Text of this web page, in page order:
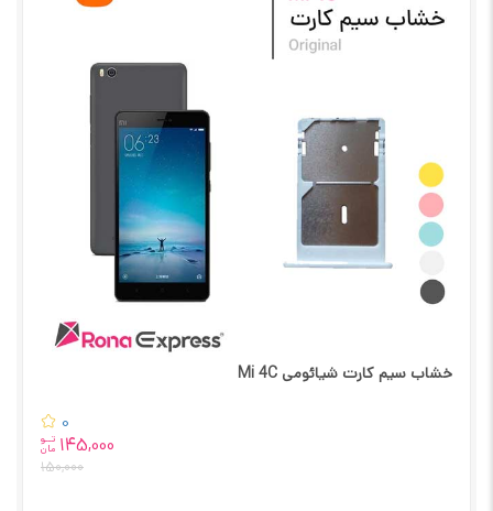
خشاب سیم کارت شیائومی Mi 4C
0
تــو
مان 145,000
150,000